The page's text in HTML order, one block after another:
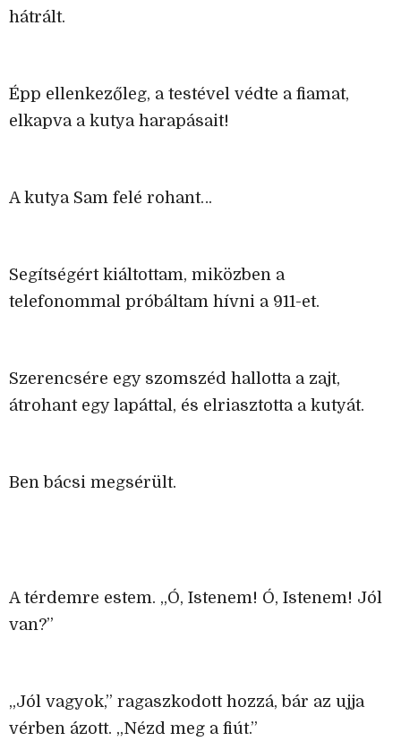
hátrált.
Épp ellenkezőleg, a testével védte a fiamat,
elkapva a kutya harapásait!
A kutya Sam felé rohant…
Segítségért kiáltottam, miközben a
telefonommal próbáltam hívni a 911-et.
Szerencsére egy szomszéd hallotta a zajt,
átrohant egy lapáttal, és elriasztotta a kutyát.
Ben bácsi megsérült.
A térdemre estem. „Ó, Istenem! Ó, Istenem! Jól
van?”
„Jól vagyok,” ragaszkodott hozzá, bár az ujja
vérben ázott. „Nézd meg a fiút.”